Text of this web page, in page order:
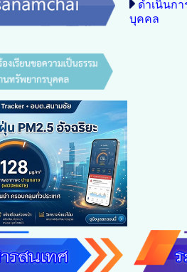
ดำเนินก
บุคคล